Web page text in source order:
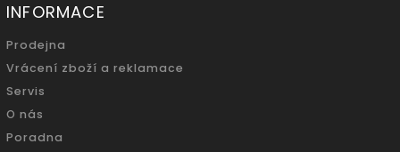
INFORMACE
Prodejna
Vrácení zboží a reklamace
Servis
O nás
Poradna